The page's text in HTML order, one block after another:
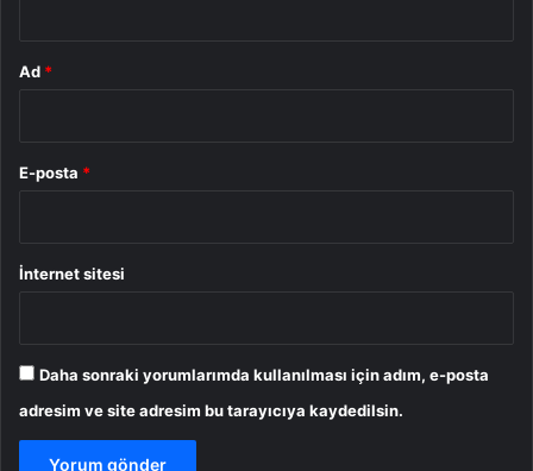
Ad *
E-posta *
İnternet sitesi
Daha sonraki yorumlarımda kullanılması için adım, e-posta
adresim ve site adresim bu tarayıcıya kaydedilsin.